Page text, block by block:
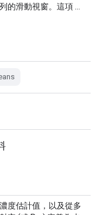
的滑動視窗。這項 …
度估計值，以及從多